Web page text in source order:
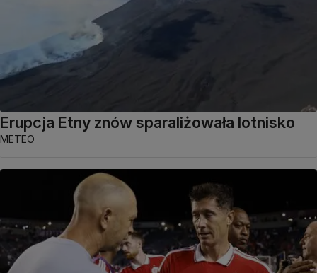
Erupcja Etny znów sparaliżowała lotnisko
METEO